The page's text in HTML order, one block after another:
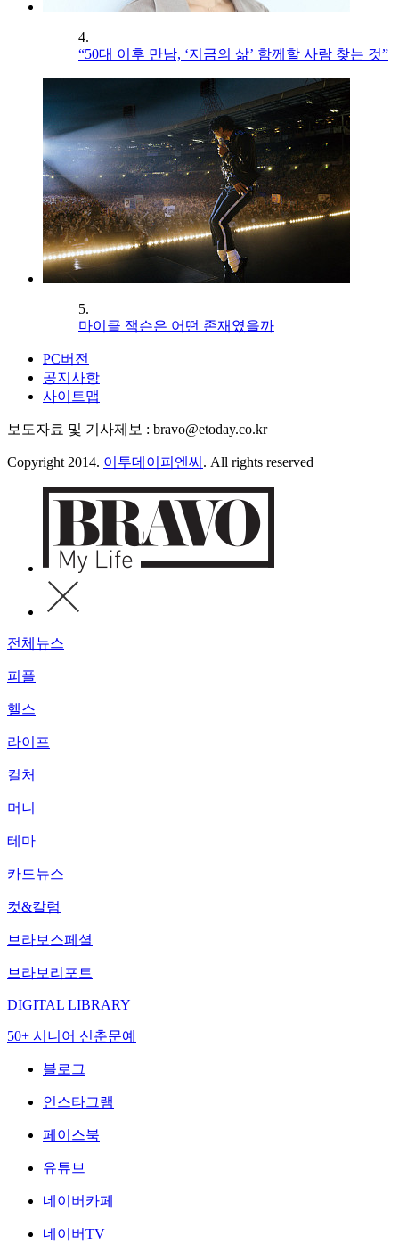
4.
“50대 이후 만남, ‘지금의 삶’ 함께할 사람 찾는 것”
5.
마이클 잭슨은 어떤 존재였을까
PC버전
공지사항
사이트맵
보도자료 및 기사제보 : bravo@etoday.co.kr
Copyright 2014. 이투데이피엔씨 . All rights reserved
전체뉴스
피플
헬스
라이프
컬처
머니
테마
카드뉴스
컷&칼럼
브라보스페셜
브라보리포트
DIGITAL LIBRARY
50+ 시니어 신춘문예
블로그
인스타그램
페이스북
유튜브
네이버카페
네이버TV